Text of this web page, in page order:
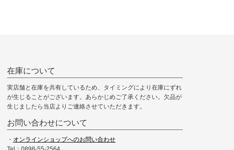
在庫について
実店舗と在庫を共有しているため、タイミングにより在庫にずれ
が生じることがございます。あらかじめご了承ください。欠品が
生じましたら当店よりご連絡させていただきます。
お問い合わせについて
・ オンラインショップへのお問い合わせ